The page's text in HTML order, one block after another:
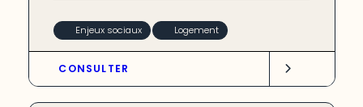
Enjeux sociaux Logement
CONSULTER